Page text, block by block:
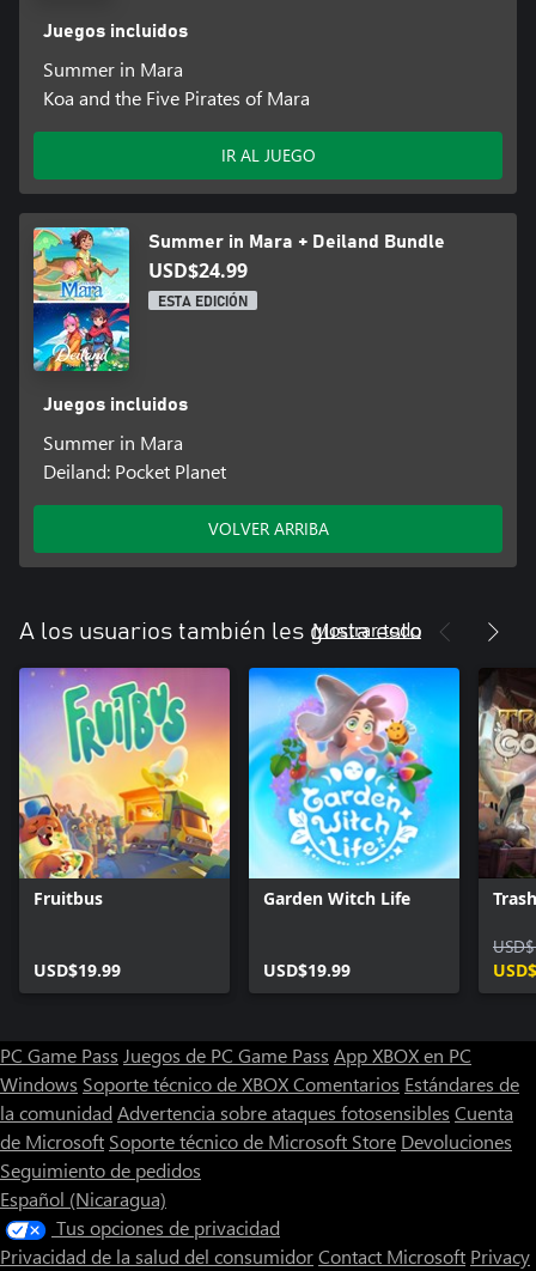
Juegos incluidos
Summer in Mara
Koa and the Five Pirates of Mara
IR AL JUEGO
Summer in Mara + Deiland Bundle
USD$24.99
ESTA EDICIÓN
Juegos incluidos
Summer in Mara
Deiland: Pocket Planet
VOLVER ARRIBA
A los usuarios también les gusta esto
Mostrar todo
Fruitbus
USD$19.99
Garden Witch Life
USD$19.99
PC Game Pass Juegos de PC Game Pass App XBOX en PC
Windows Soporte técnico de XBOXComentarios Estándares de
la comunidad Advertencia sobre ataques fotosensibles Cuenta
de Microsoft Soporte técnico de Microsoft Store Devoluciones
Seguimiento de pedidos
Español (Nicaragua)
Tus opciones de privacidad
Privacidad de la salud del consumidorContact Microsoft Privacy